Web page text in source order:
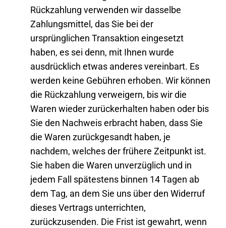
Rückzahlung verwenden wir dasselbe
Zahlungsmittel, das Sie bei der
ursprünglichen Transaktion eingesetzt
haben, es sei denn, mit Ihnen wurde
ausdrücklich etwas anderes vereinbart. Es
werden keine Gebühren erhoben. Wir können
die Rückzahlung verweigern, bis wir die
Waren wieder zurückerhalten haben oder bis
Sie den Nachweis erbracht haben, dass Sie
die Waren zurückgesandt haben, je
nachdem, welches der frühere Zeitpunkt ist.
Sie haben die Waren unverzüglich und in
jedem Fall spätestens binnen 14 Tagen ab
dem Tag, an dem Sie uns über den Widerruf
dieses Vertrags unterrichten,
zurückzusenden. Die Frist ist gewahrt, wenn